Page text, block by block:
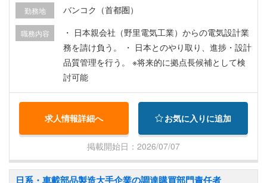
の方対象） 【待遇・福利厚生】 ・出張手当 ・タ
イ国社会保険 ・年次健康診断 ・退職金積立制度
（2025年10月以降を予定） ・就労ビザ・労働許
可証（ワークパーミット）支給 ※試用期間：119日
勤務地 バンコク（首都圏）
職務内容
・ 日本親会社（野里電気工業）からの電気設計業
務を請け負う。 ・ 日本とのやり取り、進捗・設計
品質管理を行う。 ※将来的に拠点長候補として検
討可能
求人情報詳細へ お気に入りに追加
掲載開始日：2026/07/07
日系・車載部品製造大手企業の調達購買部門責任者